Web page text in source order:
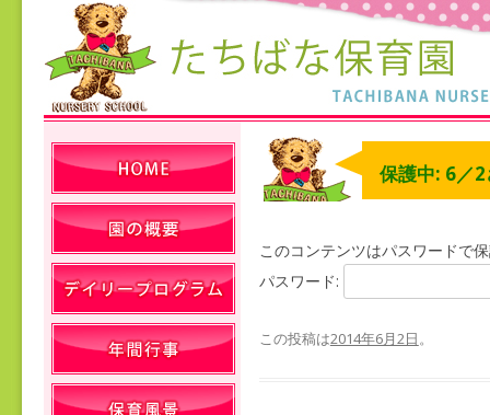
保護中: 6／
このコンテンツはパスワードで
パスワード:
この投稿は2014年6月2日。